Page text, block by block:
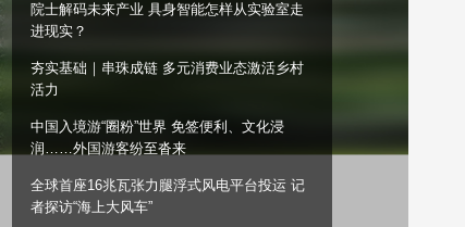
汽车 数智 5G 产业+
天气 才艺 网展 央央好物
院士解码未来产业 具身智能怎样从实验室走
进现实？
夯实基础｜串珠成链 多元消费业态激活乡村
活力
中国入境游“圈粉”世界 免签便利、文化浸
润……外国游客纷至沓来
全球首座16兆瓦张力腿浮式风电平台投运 记
者探访“海上大风车”